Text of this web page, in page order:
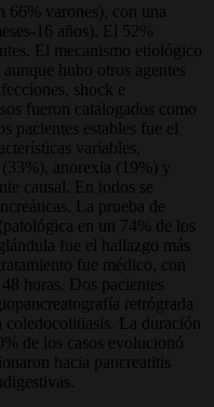
66% varones), con una
16 años). El 52%
El mecanismo etiológico
hubo otros agentes
shock e
fueron catalogados como
pacientes estables fue el
variables,
anorexia (19%) y
causal. En todos se
La prueba de
en un 74% de los
fue el hallazgo más
fue médico, con
horas. Dos pacientes
retrógrada
La duración
de los casos evolucionó
hacia pancreatitis